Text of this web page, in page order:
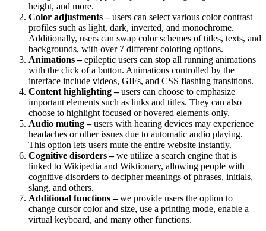
height, and more.
Color adjustments –users can select various color contrast
profiles such as light, dark, inverted, and monochrome.
Additionally, users can swap color schemes of titles, texts, and
backgrounds, with over 7 different coloring options.
Animations –epileptic users can stop all running animations
with the click of a button. Animations controlled by the
interface include videos, GIFs, and CSS flashing transitions.
Content highlighting –users can choose to emphasize
important elements such as links and titles. They can also
choose to highlight focused or hovered elements only.
Audio muting –users with hearing devices may experience
headaches or other issues due to automatic audio playing.
This option lets users mute the entire website instantly.
Cognitive disorders –we utilize a search engine that is
linked to Wikipedia and Wiktionary, allowing people with
cognitive disorders to decipher meanings of phrases, initials,
slang, and others.
Additional functions –we provide users the option to
change cursor color and size, use a printing mode, enable a
virtual keyboard, and many other functions.